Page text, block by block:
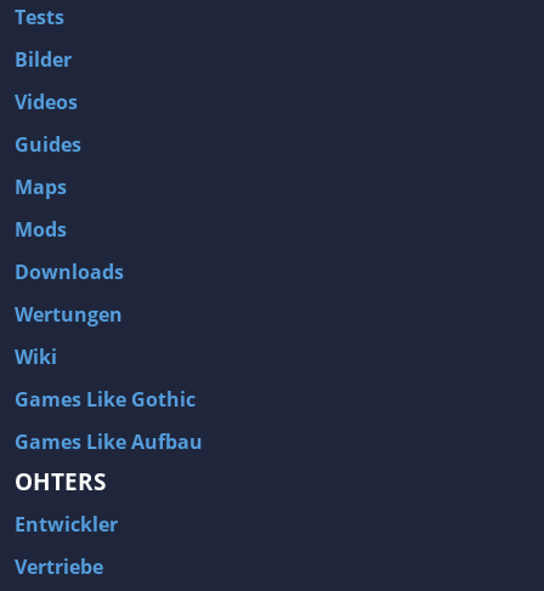
Tests
Bilder
Videos
Guides
Maps
Mods
Downloads
Wertungen
Wiki
Games Like Gothic
Games Like Aufbau
OHTERS
Entwickler
Vertriebe